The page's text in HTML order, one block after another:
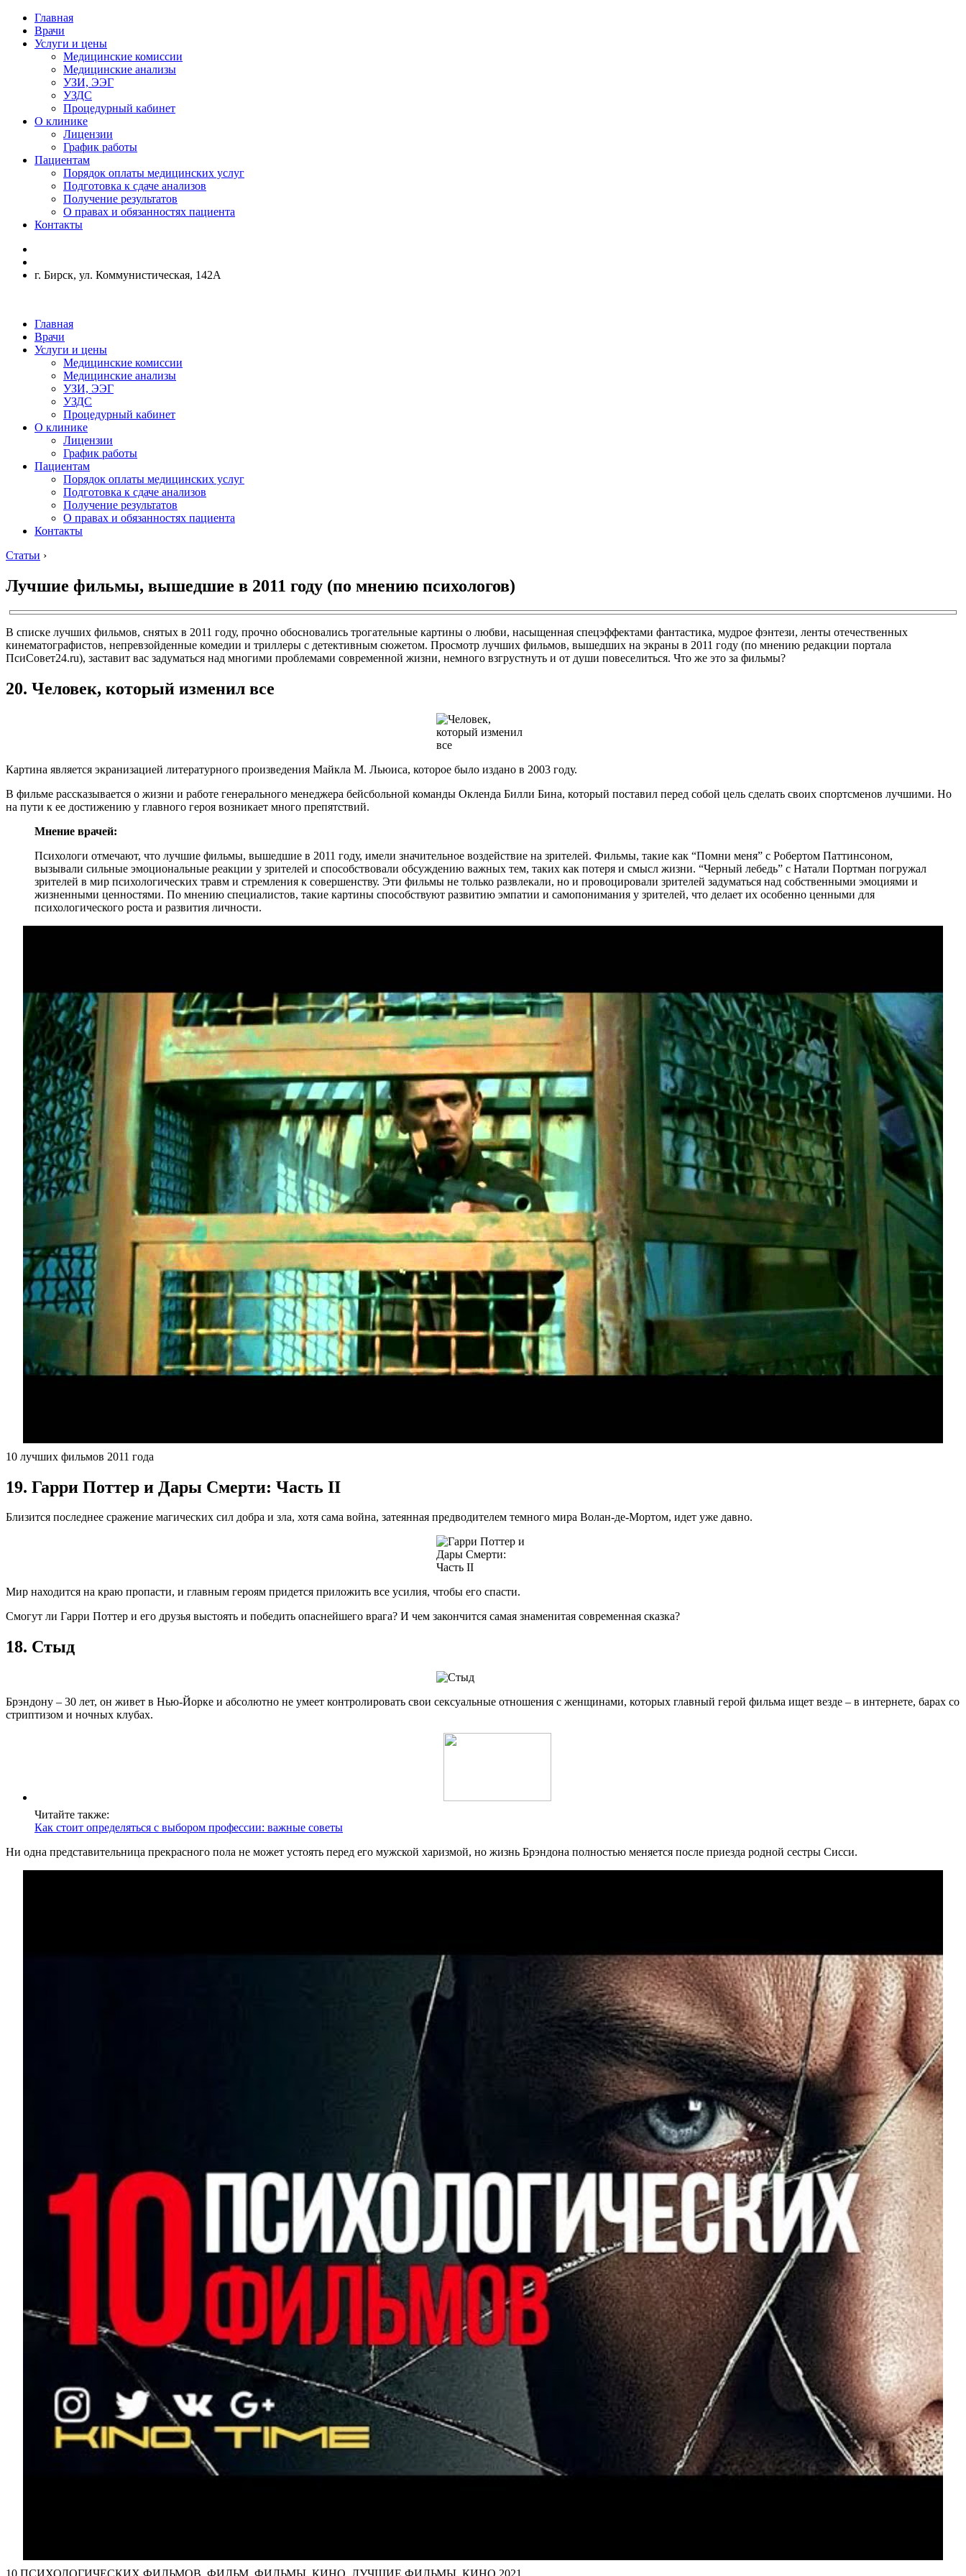
Главная
Врачи
Услуги и цены
Медицинские комиссии
Медицинские анализы
УЗИ, ЭЭГ
УЗДС
Процедурный кабинет
О клинике
Лицензии
График работы
Пациентам
Порядок оплаты медицинских услуг
Подготовка к сдаче анализов
Получение результатов
О правах и обязанностях пациента
Контакты
г. Бирск, ул. Коммунистическая, 142А
Главная
Врачи
Услуги и цены
Медицинские комиссии
Медицинские анализы
УЗИ, ЭЭГ
УЗДС
Процедурный кабинет
О клинике
Лицензии
График работы
Пациентам
Порядок оплаты медицинских услуг
Подготовка к сдаче анализов
Получение результатов
О правах и обязанностях пациента
Контакты
Статьи ›
Лучшие фильмы, вышедшие в 2011 году (по мнению психологов)
В списке лучших фильмов, снятых в 2011 году, прочно обосновались трогательные картины о любви, насыщенная спецэффектами фантастика, мудрое фэнтези, ленты отечественных
кинематографистов, непревзойденные комедии и триллеры с детективным сюжетом. Просмотр лучших фильмов, вышедших на экраны в 2011 году (по мнению редакции портала
ПсиСовет24.ru), заставит вас задуматься над многими проблемами современной жизни, немного взгрустнуть и от души повеселиться. Что же это за фильмы?
20. Человек, который изменил все
Картина является экранизацией литературного произведения Майкла М. Льюиса, которое было издано в 2003 году.
В фильме рассказывается о жизни и работе генерального менеджера бейсбольной команды Окленда Билли Бина, который поставил перед собой цель сделать своих спортсменов лучшими. Но
на пути к ее достижению у главного героя возникает много препятствий.
Мнение врачей:
Психологи отмечают, что лучшие фильмы, вышедшие в 2011 году, имели значительное воздействие на зрителей. Фильмы, такие как “Помни меня” с Робертом Паттинсоном,
вызывали сильные эмоциональные реакции у зрителей и способствовали обсуждению важных тем, таких как потеря и смысл жизни. “Черный лебедь” с Натали Портман погружал
зрителей в мир психологических травм и стремления к совершенству. Эти фильмы не только развлекали, но и провоцировали зрителей задуматься над собственными эмоциями и
жизненными ценностями. По мнению специалистов, такие картины способствуют развитию эмпатии и самопонимания у зрителей, что делает их особенно ценными для
психологического роста и развития личности.
10 лучших фильмов 2011 года
19. Гарри Поттер и Дары Смерти: Часть II
Близится последнее сражение магических сил добра и зла, хотя сама война, затеянная предводителем темного мира Волан-де-Мортом, идет уже давно.
Мир находится на краю пропасти, и главным героям придется приложить все усилия, чтобы его спасти.
Смогут ли Гарри Поттер и его друзья выстоять и победить опаснейшего врага? И чем закончится самая знаменитая современная сказка?
18. Стыд
Брэндону – 30 лет, он живет в Нью-Йорке и абсолютно не умеет контролировать свои сексуальные отношения с женщинами, которых главный герой фильма ищет везде – в интернете, барах со
стриптизом и ночных клубах.
Читайте также:
Как стоит определяться с выбором профессии: важные советы
Ни одна представительница прекрасного пола не может устоять перед его мужской харизмой, но жизнь Брэндона полностью меняется после приезда родной сестры Сисси.